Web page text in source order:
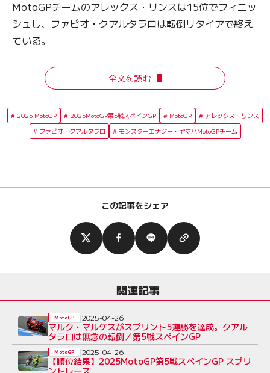
MotoGPチームのアレックス・リンスは15位でフィニッ
シュし、ファビオ・クアルタラロは転倒リタイアで終え
ている。
全文を読む
2025 MotoGP 2025MotoGP第5戦スペインGP MotoGP
アレックス・リンス
ファビオ・クアルタラロ
モンスターエナジー・ヤマハMotoGPチーム
この記事をシェア
関連記事
マルク・マルケスがスプリント5連勝を達成。クアル
タラロは無念の転倒／第5戦スペインGP
MotoGP 2025-04-26
【順位結果】2025MotoGP第5戦スペインGP スプリ
ントレース
MotoGP 2025-04-26